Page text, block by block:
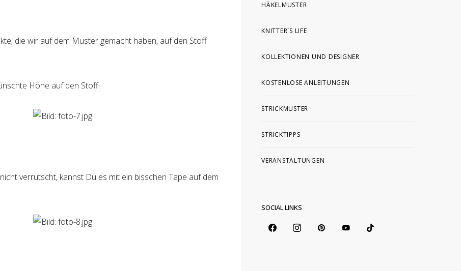
die wir auf dem Muster gemacht haben, auf den Stoff
Höhe auf den Stoff.
verrutscht, kannst Du es mit ein bisschen Tape auf dem
HÄKELMUSTER
KNITTER´S LIFE
KOLLEKTIONEN UND DESIGNER
KOSTENLOSE ANLEITUNGEN
STRICKMUSTER
STRICKTIPPS
VERANSTALTUNGEN
SOCIAL LINKS